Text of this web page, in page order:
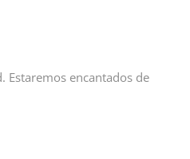
Estaremos encantados de